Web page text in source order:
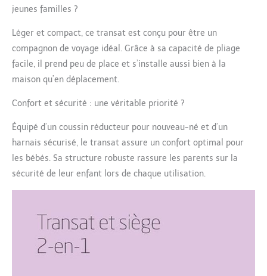
plié en cm : H 15 x l 73.5
x P 42.5) HARNAIS
FACILE À INSTALLER : le
harnais 3 points reste
bébé - il est réglable
confortablement tout
au long de la
croissance de votre
bébé ARCHE À JOUETS :
pour le développement
de bébé, Kori dispose
avec l'ours Barry et son
arbre de la forêt,
jeunes familles ?
Léger et compact, ce transat est conçu pour être un
compagnon de voyage idéal. Grâce à sa capacité de pliage
facile, il prend peu de place et s’installe aussi bien à la
maison qu’en déplacement.
Confort et sécurité : une véritable priorité ?
Équipé d’un coussin réducteur pour nouveau-né et d’un
harnais sécurisé, le transat assure un confort optimal pour
les bébés. Sa structure robuste rassure les parents sur la
sécurité de leur enfant lors de chaque utilisation.